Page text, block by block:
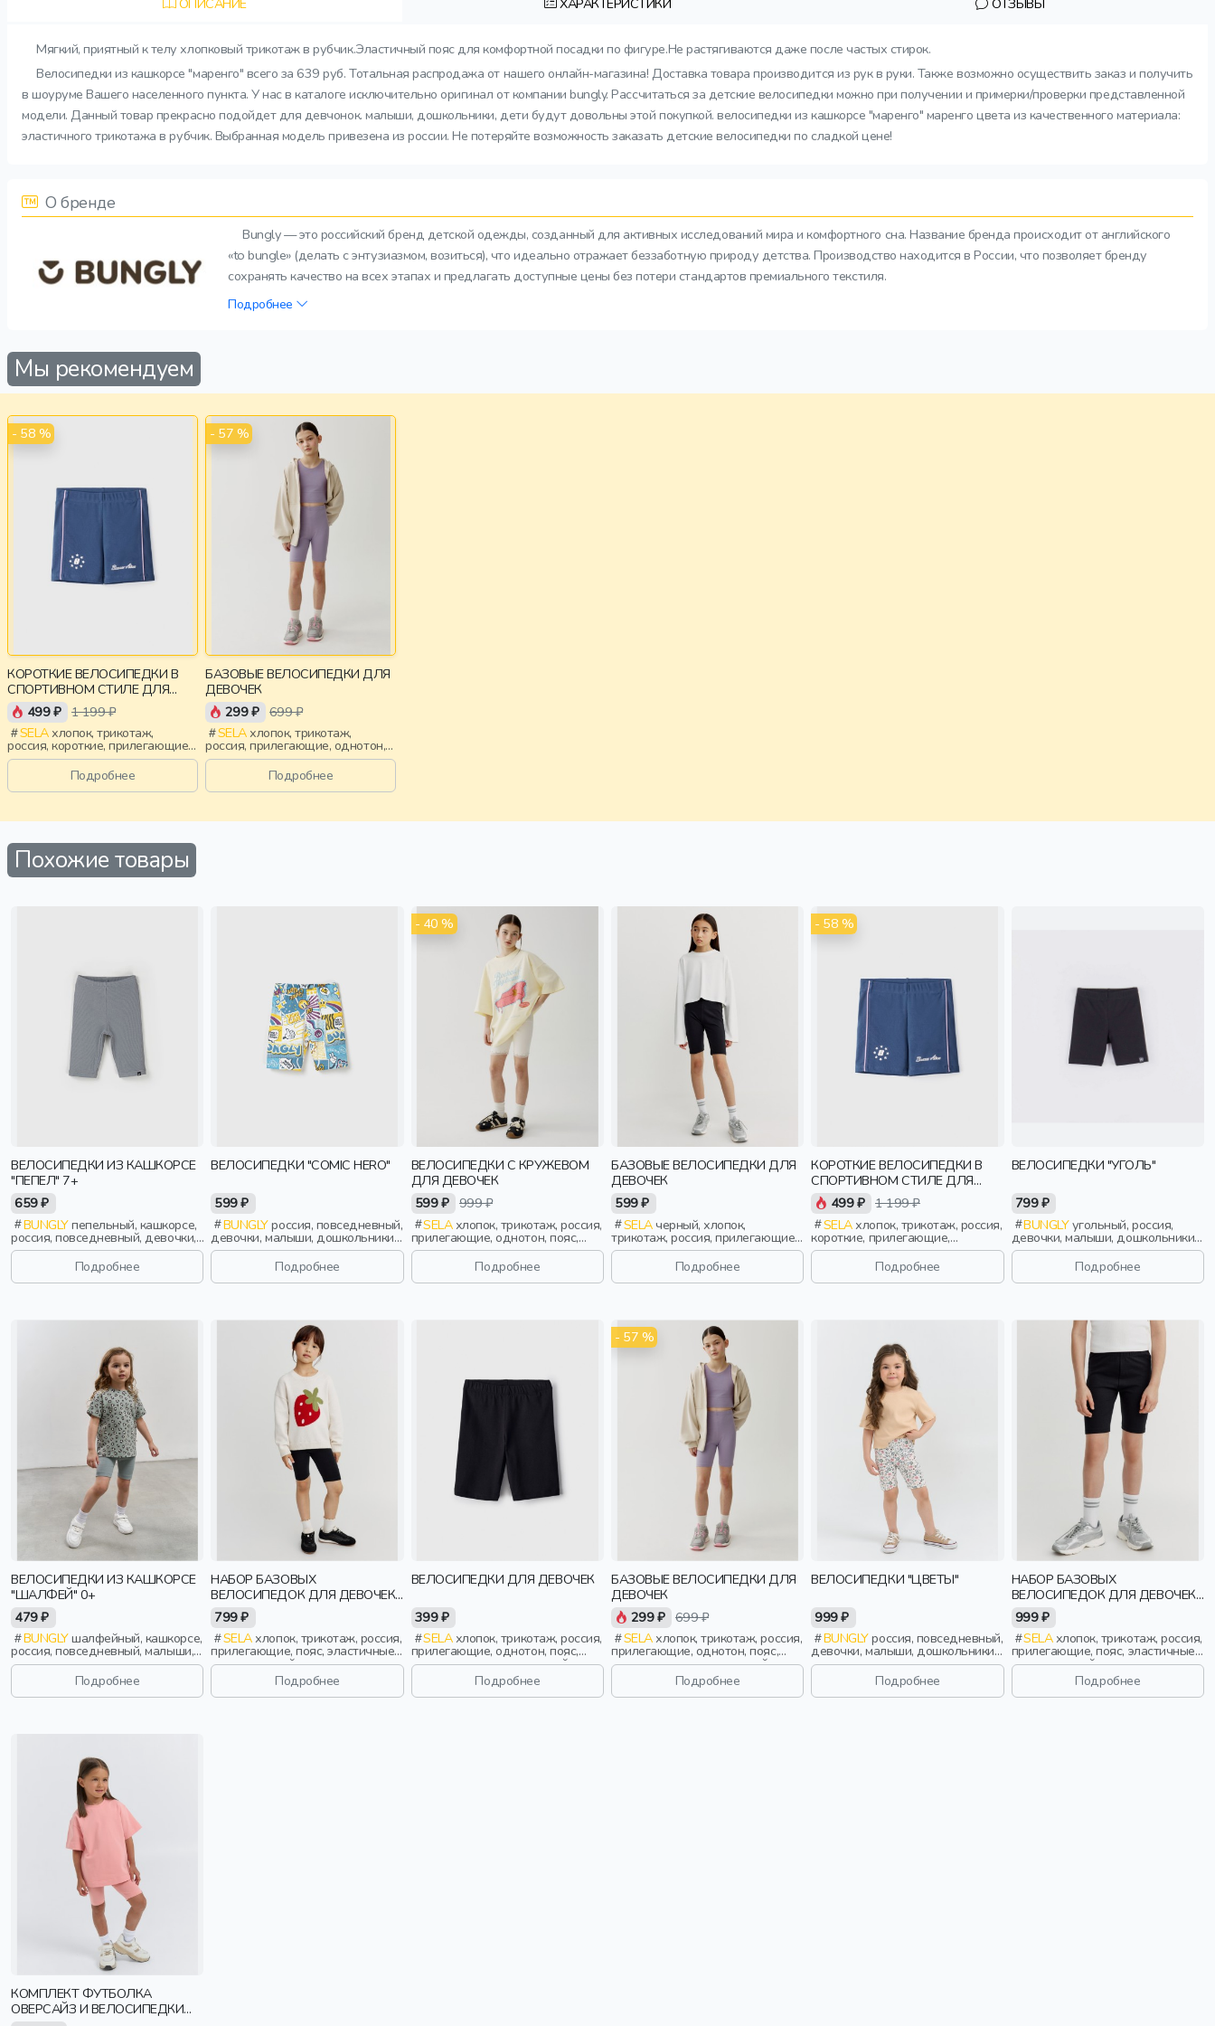
ОПИСАНИЕ ХАРАКТЕРИСТИКИ ОТЗЫВЫ
Мягкий, приятный к телу хлопковый трикотаж в рубчик.Эластичный пояс для комфортной посадки по фигуре.Не растягиваются даже после частых стирок.
Велосипедки из кашкорсе "маренго" всего за 639 руб. Тотальная распродажа от нашего онлайн-магазина! Доставка товара производится из рук в руки. Также возможно осуществить заказ и получить
в шоуруме Вашего населенного пункта. У нас в каталоге исключительно оригинал от компании bungly. Рассчитаться за детские велосипедки можно при получении и примерки/проверки представленной
модели. Данный товар прекрасно подойдет для девчонок. малыши, дошкольники, дети будут довольны этой покупкой. велосипедки из кашкорсе "маренго" маренго цвета из качественного материала:
эластичного трикотажа в рубчик. Выбранная модель привезена из россии. Не потеряйте возможность заказать детские велосипедки по сладкой цене!
О бренде
Bungly — это российский бренд детской одежды, созданный для активных исследований мира и комфортного сна. Название бренда происходит от английского
«to bungle» (делать с энтузиазмом, возиться), что идеально отражает беззаботную природу детства. Производство находится в России, что позволяет бренду
сохранять качество на всех этапах и предлагать доступные цены без потери стандартов премиального текстиля.
Подробнее
Мы рекомендуем
- 58 %
КОРОТКИЕ ВЕЛОСИПЕДКИ В
СПОРТИВНОМ СТИЛЕ ДЛЯ
ДЕВОЧЕК
499 ₽ 1 199 ₽
SELAхлопок, трикотаж,
россия, короткие, прилегающие,
лампасы, принт, пояс,
эластичные, повседневный,
спорт, девочки, дети
Подробнее
- 57 %
БАЗОВЫЕ ВЕЛОСИПЕДКИ ДЛЯ
ДЕВОЧЕК
299 ₽ 699 ₽
SELAхлопок, трикотаж,
россия, прилегающие, однотон,
пояс, эластичные,
повседневный, спорт, девочки,
Подробнее
Похожие товары
ВЕЛОСИПЕДКИ ИЗ КАШКОРСЕ
"ПЕПЕЛ" 7+
659 ₽
BUNGLYпепельный, кашкорсе,
россия, повседневный, девочки,
школьники, подростки, дети
Подробнее
ВЕЛОСИПЕДКИ "COMIC HERO"
599 ₽
BUNGLYроссия, повседневный,
девочки, малыши, дошкольники,
дети
Подробнее
- 40 %
ВЕЛОСИПЕДКИ С КРУЖЕВОМ
ДЛЯ ДЕВОЧЕК
599 ₽ 999 ₽
SELAхлопок, трикотаж, россия,
прилегающие, однотон, пояс,
кружево, эластичные, девочки,
Подробнее
БАЗОВЫЕ ВЕЛОСИПЕДКИ ДЛЯ
ДЕВОЧЕК
599 ₽
SELAчерный, хлопок,
трикотаж, россия, прилегающие,
школа, пояс, эластичные,
повседневный, спорт, девочки,
Подробнее
- 58 %
КОРОТКИЕ ВЕЛОСИПЕДКИ В
СПОРТИВНОМ СТИЛЕ ДЛЯ
ДЕВОЧЕК
499 ₽ 1 199 ₽
SELAхлопок, трикотаж, россия,
короткие, прилегающие,
лампасы, принт, пояс,
эластичные, повседневный,
спорт, девочки, дети
Подробнее
ВЕЛОСИПЕДКИ "УГОЛЬ"
799 ₽
BUNGLYугольный, россия,
девочки, малыши, дошкольники,
дети
Подробнее
ВЕЛОСИПЕДКИ ИЗ КАШКОРСЕ
"ШАЛФЕЙ" 0+
479 ₽
BUNGLYшалфейный, кашкорсе,
россия, повседневный, малыши,
дети
Подробнее
НАБОР БАЗОВЫХ
ВЕЛОСИПЕДОК ДЛЯ ДЕВОЧЕК,
2 ШТ.
799 ₽
SELAхлопок, трикотаж, россия,
прилегающие, пояс, эластичные,
повседневный, спорт, девочки,
Подробнее
ВЕЛОСИПЕДКИ ДЛЯ ДЕВОЧЕК
399 ₽
SELAхлопок, трикотаж, россия,
прилегающие, однотон, пояс,
эластичные, повседневный,
девочки, детиПодробнее
- 57 %
БАЗОВЫЕ ВЕЛОСИПЕДКИ ДЛЯ
ДЕВОЧЕК
299 ₽ 699 ₽
SELAхлопок, трикотаж, россия,
прилегающие, однотон, пояс,
эластичные, повседневный,
спорт, девочки, дети
Подробнее
ВЕЛОСИПЕДКИ "ЦВЕТЫ"
999 ₽
BUNGLYроссия, повседневный,
девочки, малыши, дошкольники,
дети
Подробнее
НАБОР БАЗОВЫХ
ВЕЛОСИПЕДОК ДЛЯ ДЕВОЧЕК,
2 ШТ.
999 ₽
SELAхлопок, трикотаж, россия,
прилегающие, пояс, эластичные,
повседневный, спорт, девочки,
Подробнее
КОМПЛЕКТ ФУТБОЛКА
ОВЕРСАЙЗ И ВЕЛОСИПЕДКИ